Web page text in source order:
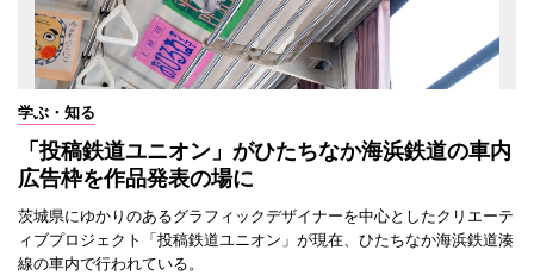
学ぶ・知る
「投稿鉄道ユニオン」がひたちなか海浜鉄道の車内
広告枠を作品発表の場に
茨城県にゆかりのあるグラフィックデザイナーを中心としたクリエーテ
ィブプロジェクト「投稿鉄道ユニオン」が現在、ひたちなか海浜鉄道湊
線の車内で行われている。